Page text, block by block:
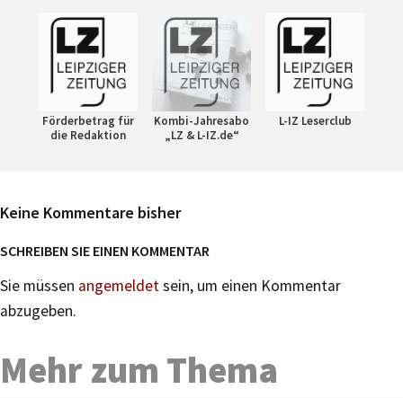
Förderbetrag für
die Redaktion
Kombi-Jahresabo
„LZ & L-IZ.de“
L-IZ Leserclub
Keine Kommentare bisher
SCHREIBEN SIE EINEN KOMMENTAR
Sie müssen angemeldetsein, um einen Kommentar
abzugeben.
Mehr zum Thema